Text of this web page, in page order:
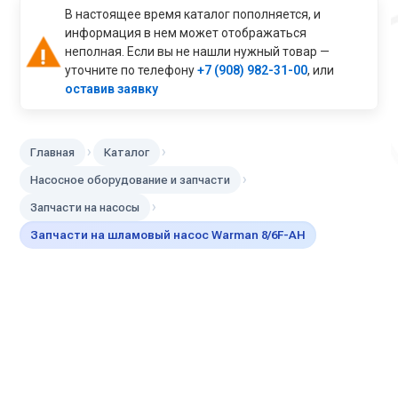
В настоящее время каталог пополняется, и
информация в нем может отображаться
неполная. Если вы не нашли нужный товар —
уточните по телефону+7 (908) 982-31-00, или
оставив заявку
Главная › Каталог ›
Насосное оборудование и запчасти ›
Запчасти на насосы ›
Запчасти на шламовый насос Warman 8/6F-AH